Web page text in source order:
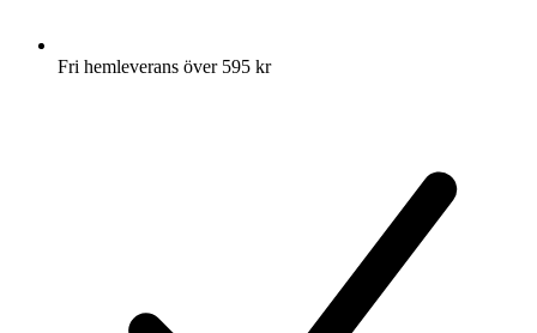
Fri hemleverans över 595 kr